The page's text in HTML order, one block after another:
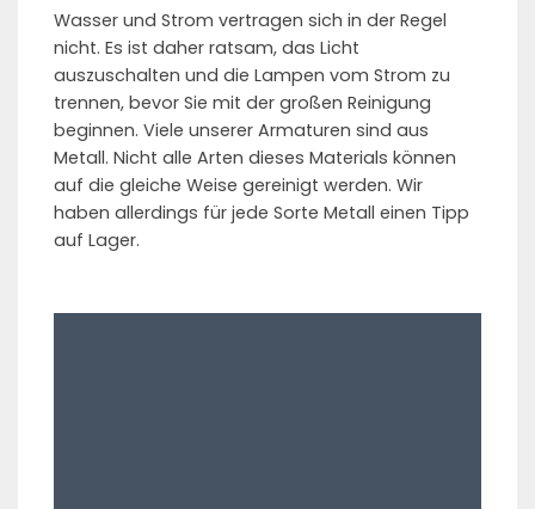
Wasser und Strom vertragen sich in der Regel
nicht. Es ist daher ratsam, das Licht
auszuschalten und die Lampen vom Strom zu
trennen, bevor Sie mit der großen Reinigung
beginnen. Viele unserer Armaturen sind aus
Metall. Nicht alle Arten dieses Materials können
auf die gleiche Weise gereinigt werden. Wir
haben allerdings für jede Sorte Metall einen Tipp
auf Lager.